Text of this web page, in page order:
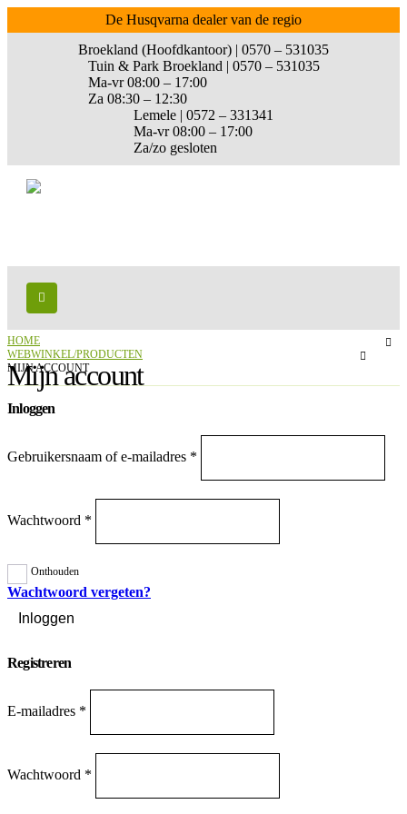
De Husqvarna dealer van de regio
Broekland (Hoofdkantoor) | 0570 – 531035
Tuin & Park Broekland | 0570 – 531035
Ma-vr 08:00 – 17:00
Za 08:30 – 12:30
Lemele | 0572 – 331341
Ma-vr 08:00 – 17:00
Za/zo gesloten
HOME
WEBWINKEL/PRODUCTEN
MIJN ACCOUNT
Mijn account
Inloggen
Gebruikersnaam of e-mailadres *
Wachtwoord *
Onthouden
Wachtwoord vergeten?
Inloggen
Registreren
E-mailadres *
Wachtwoord *